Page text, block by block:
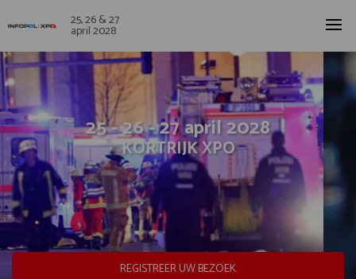
25, 26 & 27
april 2028
25 - 26 - 27 april 2028
KORTRIJK XPO
REGISTREER UW BEZOEK